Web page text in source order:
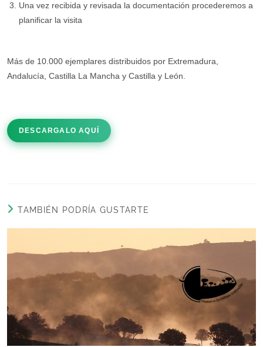
Una vez recibida y revisada la documentación procederemos a
planiﬁcar la visita
Más de 10.000 ejemplares distribuidos por Extremadura,
Andalucía, Castilla La Mancha y Castilla y León.
DESCARGALO AQUÍ
TAMBIÉN PODRÍA GUSTARTE